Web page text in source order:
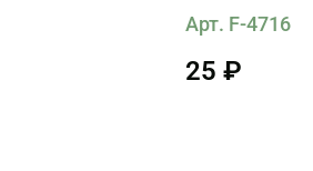
Арт. F-4716
25 ₽